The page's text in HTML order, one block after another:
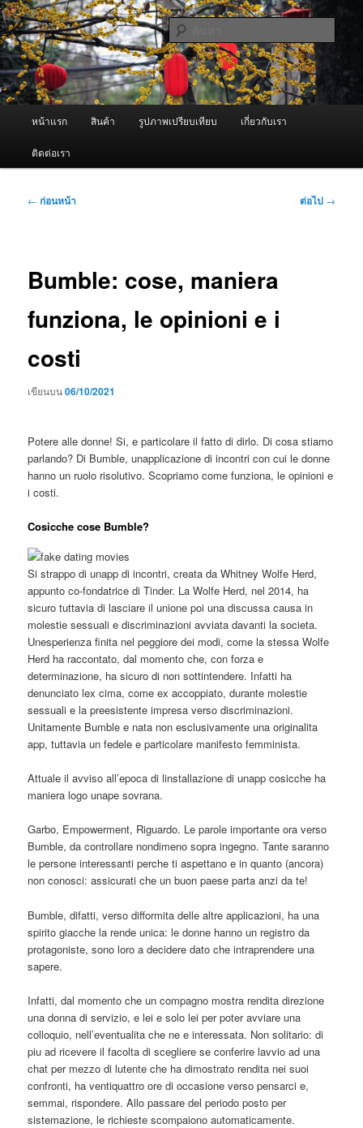
ข้าม
ไป
ยัง
เนื้อหา
หลัก ผู้นำเข้าเครื่องพ่นหมอกควัน Best
Fogger / Fogger One และ อะไหล่
จำหน่ายเครื่องพ่นหมอกควัน คุณภาพดี บริการด้วยความจริงใจ
หน้าแรก สินค้า รูปภาพเปรียบเทียบ เกี่ยวกับเรา
ติดต่อเรา
เมนู
← ก่อนหน้า ต่อไป →
Bumble: cose, maniera
funziona, le opinioni e i
costi
เขียนบน06/10/2021
Potere alle donne! Si, e particolare il fatto di dirlo. Di cosa stiamo
parlando? Di Bumble, unapplicazione di incontri con cui le donne
hanno un ruolo risolutivo. Scopriamo come funziona, le opinioni e
i costi.
Cosicche cose Bumble?
Si strappo di unapp di incontri, creata da Whitney Wolfe Herd,
appunto co-fondatrice di Tinder. La Wolfe Herd, nel 2014, ha
sicuro tuttavia di lasciare il unione poi una discussa causa in
molestie sessuali e discriminazioni avviata davanti la societa.
Unesperienza finita nel peggiore dei modi, come la stessa Wolfe
Herd ha raccontato, dal momento che, con forza e
determinazione, ha sicuro di non sottintendere. Infatti ha
denunciato lex cima, come ex accoppiato, durante molestie
sessuali e la preesistente impresa verso discriminazioni.
Unitamente Bumble e nata non esclusivamente una originalita
app, tuttavia un fedele e particolare manifesto femminista.
Attuale il avviso all’epoca di linstallazione di unapp cosicche ha
maniera logo unape sovrana.
Garbo, Empowerment, Riguardo. Le parole importante ora verso
Bumble, da controllare nondimeno sopra ingegno. Tante saranno
le persone interessanti perche ti aspettano e in quanto (ancora)
non conosci: assicurati che un buon paese parta anzi da te!
Bumble, difatti, verso difformita delle altre applicazioni, ha una
spirito giacche la rende unica: le donne hanno un registro da
protagoniste, sono loro a decidere dato che intraprendere una
sapere.
Infatti, dal momento che un compagno mostra rendita direzione
una donna di servizio, e lei e solo lei per poter avviare una
colloquio, nell’eventualita che ne e interessata. Non solitario: di
piu ad ricevere il facolta di scegliere se conferire lavvio ad una
chat per mezzo di lutente che ha dimostrato rendita nei suoi
confronti, ha ventiquattro ore di occasione verso pensarci e,
semmai, rispondere. Allo passare del periodo posto per
sistemazione, le richieste scompaiono automaticamente.